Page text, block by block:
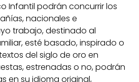
Infantil podrán concurrir los
nacionales e
trabajo, destinado al
esté basado, inspirado o
del siglo de oro en
estrenadas o no, podrán
en su idioma original,